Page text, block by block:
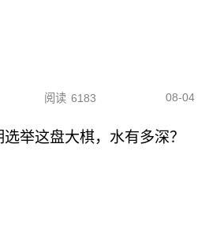
阅读 6183 08-04
举这盘大棋，水有多深？